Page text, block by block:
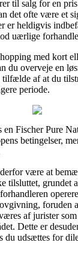
til salg for en
det ofte være et
er heldigvis
uærlige
med kort
du overveje en
af at du
periode.
en Fischer Pure
betingelser,
være at
tilsluttet, grundet
foruden
af jurister
Dette er
du udsættes for